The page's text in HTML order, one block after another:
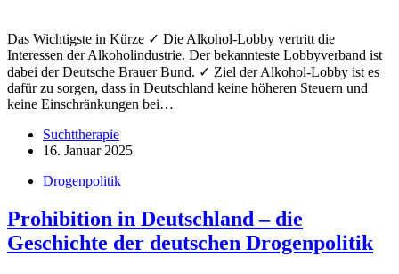
Das Wichtigste in Kürze ✓ Die Alkohol-Lobby vertritt die
Interessen der Alkoholindustrie. Der bekannteste Lobbyverband ist
dabei der Deutsche Brauer Bund. ✓ Ziel der Alkohol-Lobby ist es
dafür zu sorgen, dass in Deutschland keine höheren Steuern und
keine Einschränkungen bei…
Suchttherapie
16. Januar 2025
Drogenpolitik
Prohibition in Deutschland – die
Geschichte der deutschen Drogenpolitik